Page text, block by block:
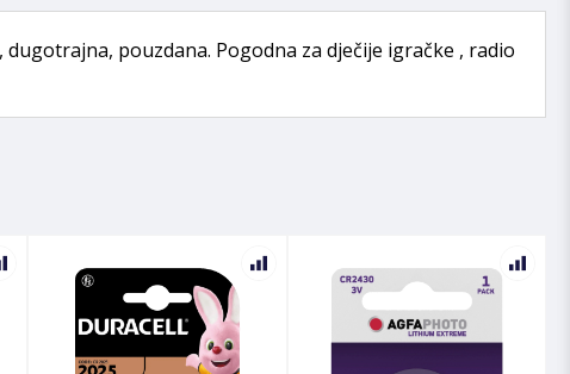
pouzdana. Pogodna za dječije igračke , radio